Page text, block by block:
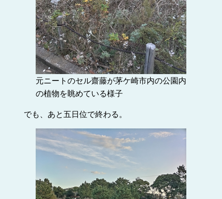
元ニートのセル齋藤が茅ケ崎市内の公園内
の植物を眺めている様子
でも、あと五日位で終わる。